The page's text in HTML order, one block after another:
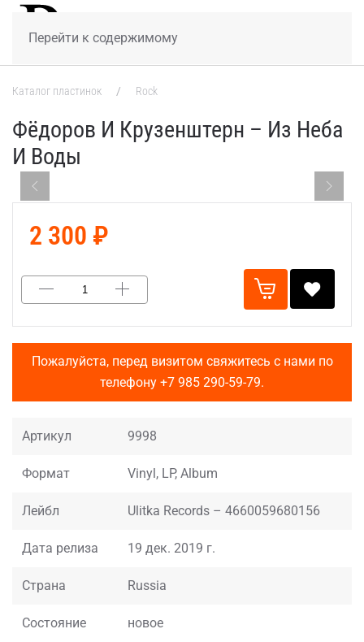
Перейти к содержимому
Каталог пластинок Rock
Фёдоров И Крузенштерн – Из Неба
И Воды
2 300 ₽
Пожалуйста, перед визитом свяжитесь с нами по
телефону +7 985 290-59-79.
Артикул 9998
Формат Vinyl, LP, Album
Лейбл Ulitka Records – 4660059680156
Дата релиза 19 дек. 2019 г.
Страна Russia
Состояние новое